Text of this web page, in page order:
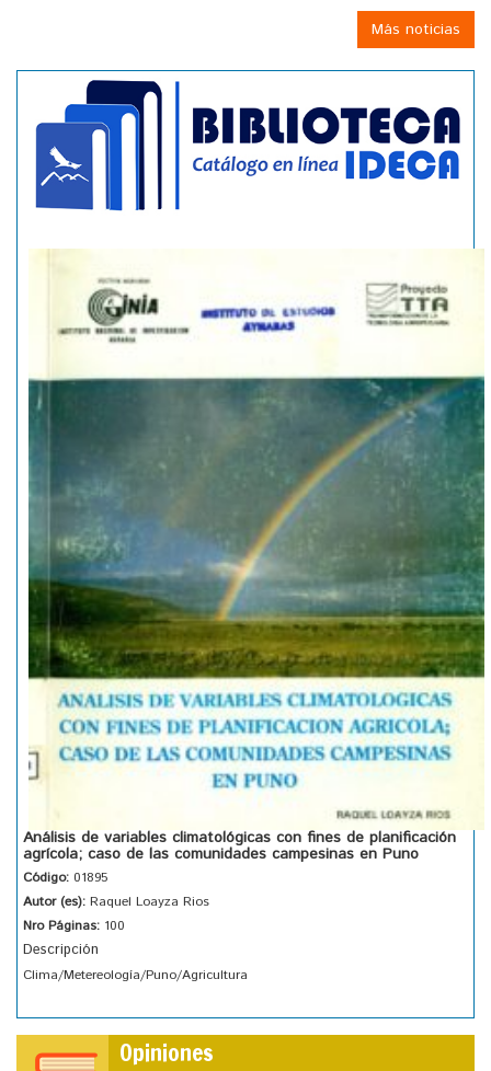
Más noticias
Análisis de variables climatológicas con fines de planificación
agrícola; caso de las comunidades campesinas en Puno
Código: 01895
Autor (es): Raquel Loayza Rios
Nro Páginas: 100
Descripción
Clima/Metereología/Puno/Agricultura
Opiniones